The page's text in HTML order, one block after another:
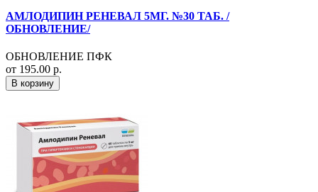
АМЛОДИПИН РЕНЕВАЛ 5МГ. №30 ТАБ. /
ОБНОВЛЕНИЕ/
ОБНОВЛЕНИЕ ПФК
от 195.00 р.
В корзину